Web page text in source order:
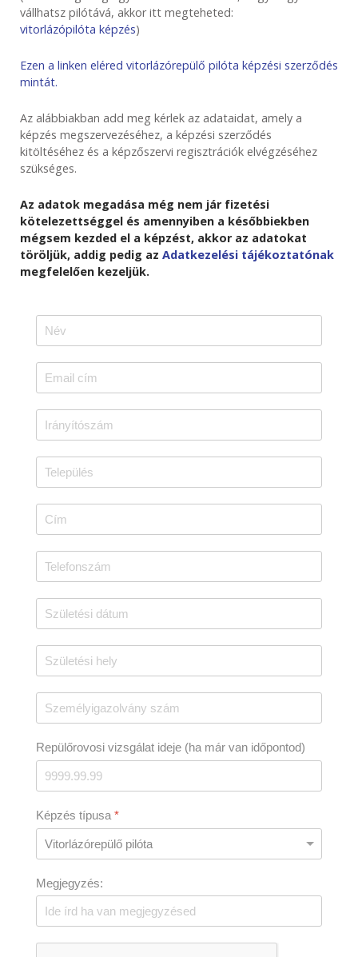
vállhatsz pilótává, akkor itt megteheted:
vitorlázópilóta képzés)
Ezen a linken eléred vitorlázórepülő pilóta képzési szerződés
mintát.
Az alábbiakban add meg kérlek az adataidat, amely a
képzés megszervezéséhez, a képzési szerződés
kitöltéséhez és a képzőszervi regisztrációk elvégzéséhez
szükséges.
Az adatok megadása még nem jár fizetési
kötelezettséggel és amennyiben a későbbiekben
mégsem kezded el a képzést, akkor az adatokat
töröljük, addig pedig az Adatkezelési tájékoztatónak
megfelelően kezeljük.
Repülőrovosi vizsgálat ideje (ha már van időpontod)
Képzés típusa *
Megjegyzés: